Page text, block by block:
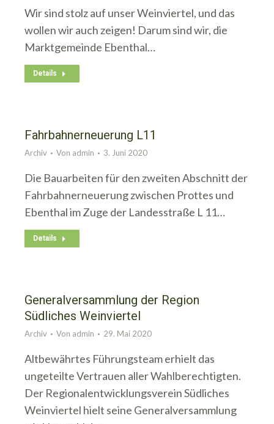
Wir sind stolz auf unser Weinviertel, und das
wollen wir auch zeigen! Darum sind wir, die
Marktgemeinde Ebenthal…
Details
Fahrbahnerneuerung L11
Archiv Von admin 3. Juni 2020
Die Bauarbeiten für den zweiten Abschnitt der
Fahrbahnerneuerung zwischen Prottes und
Ebenthal im Zuge der Landesstraße L 11…
Details
Generalversammlung der Region
Südliches Weinviertel
Archiv Von admin 29. Mai 2020
Altbewährtes Führungsteam erhielt das
ungeteilte Vertrauen aller Wahlberechtigten.
Der Regionalentwicklungsverein Südliches
Weinviertel hielt seine Generalversammlung